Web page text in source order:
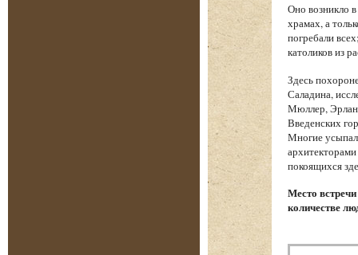
Оно возникло
храмах, а
погребали
католиков из
Здесь
Саладина,
Мюллер,
Введенских
Многие
покоящихся
Место
количестве